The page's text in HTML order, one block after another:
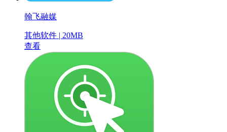
翰飞融媒
其他软件 | 20MB
查看